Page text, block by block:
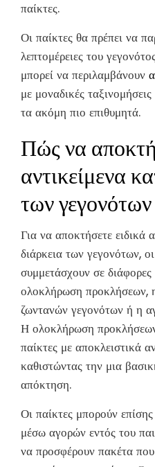
παίκτες.
Οι παίκτες θα πρέπει να
λεπτομέρειες του
μπορεί να περιλαμβάνουν
με μοναδικές
τα ακόμη πιο επιθυμητά.
Πώς να
αντικείμενα
των γεγονότων
Για να αποκτήσετε ειδικά
διάρκεια των γεγονότων,
συμμετάσχουν σε
ολοκλήρωση προκλήσεων,
ζωντανών γεγονότων ή η
Η ολοκλήρωση
παίκτες με αποκλειστικά
καθιστώντας την μια
απόκτηση.
Οι παίκτες μπορούν
μέσω αγορών εντός του
να προσφέρουν πακέτα